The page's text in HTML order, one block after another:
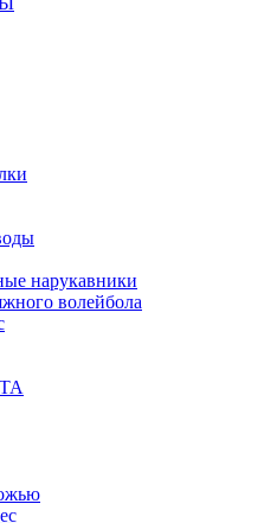
нарукавники
волейбола